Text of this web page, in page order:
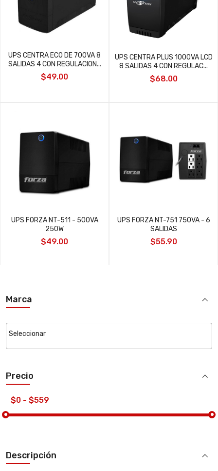
Marca
Precio
Descripción
UPS CENTRA ECO DE 700VA 8
SALIDAS 4 CON REGULACION...
$49.00
UPS CENTRA PLUS 1000VA LCD
8 SALIDAS 4 CON REGULAC...
$68.00
UPS FORZA NT-511 - 500VA
250W
$49.00
UPS FORZA NT-751 750VA - 6
SALIDAS
$55.90